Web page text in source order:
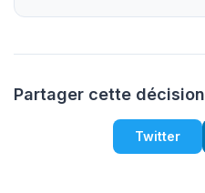
Partager cette décision
Twitter